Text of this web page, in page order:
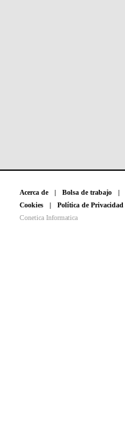
Acerca de| Bolsa de trabajo |
Cookies | Política de Privacidad
Conetica Informatica